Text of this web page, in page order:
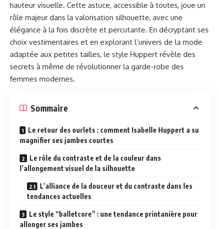
hauteur visuelle. Cette astuce, accessible à toutes, joue un
rôle majeur dans la valorisation silhouette, avec une
élégance à la fois discrète et percutante. En décryptant ses
choix vestimentaires et en explorant l’univers de la mode
adaptée aux petites tailles, le style Huppert révèle des
secrets à même de révolutionner la garde-robe des
femmes modernes.
Sommaire
Le retour des ourlets : comment Isabelle Huppert a su
magnifier ses jambes courtes
Le rôle du contraste et de la couleur dans
l’allongement visuel de la silhouette
L’alliance de la douceur et du contraste dans les
tendances actuelles
Le style “balletcore” : une tendance printanière pour
allonger ses jambes